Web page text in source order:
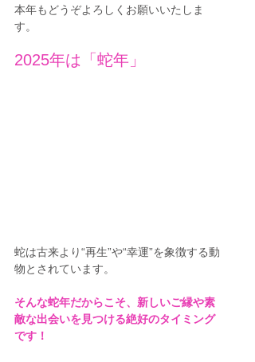
本年もどうぞよろしくお願いいたしま
す。
2025年は「蛇年」
蛇は古来より“再生”や“幸運”を象徴する動
物とされています。
そんな蛇年だからこそ、新しいご縁や素
敵な出会いを見つける絶好のタイミング
です！